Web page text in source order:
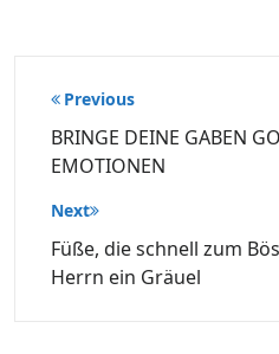
Beitragsnavigation
Previous
BRINGE DEINE GABEN
EMOTIONEN
Next
Füße, die schnell zum
Herrn ein Gräuel